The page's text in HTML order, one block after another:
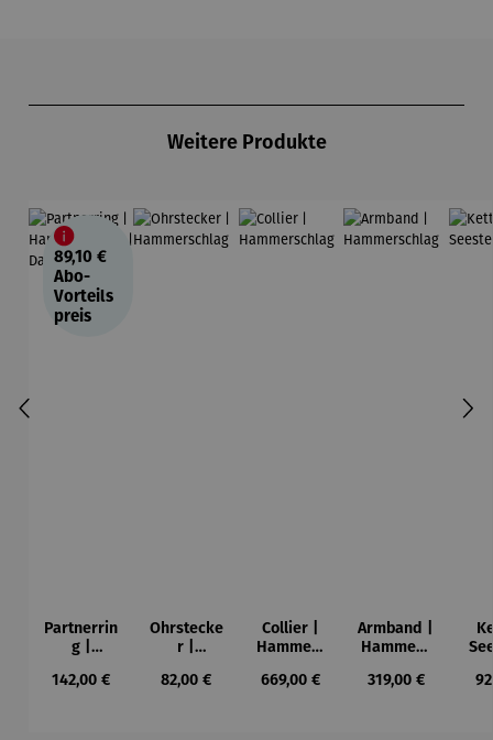
Weitere Produkte
89,10 €
Abo-
Vorteils
preis
Partnerrin
g |
chlag |
Regulärer Preis:
142,00 €
Ohrstecke
r |
chlag
Regulärer Preis:
82,00 €
Collier |
Hammers
Regulärer Preis:
669,00 €
Armband |
Hammers
Regulärer Preis:
319,00 €